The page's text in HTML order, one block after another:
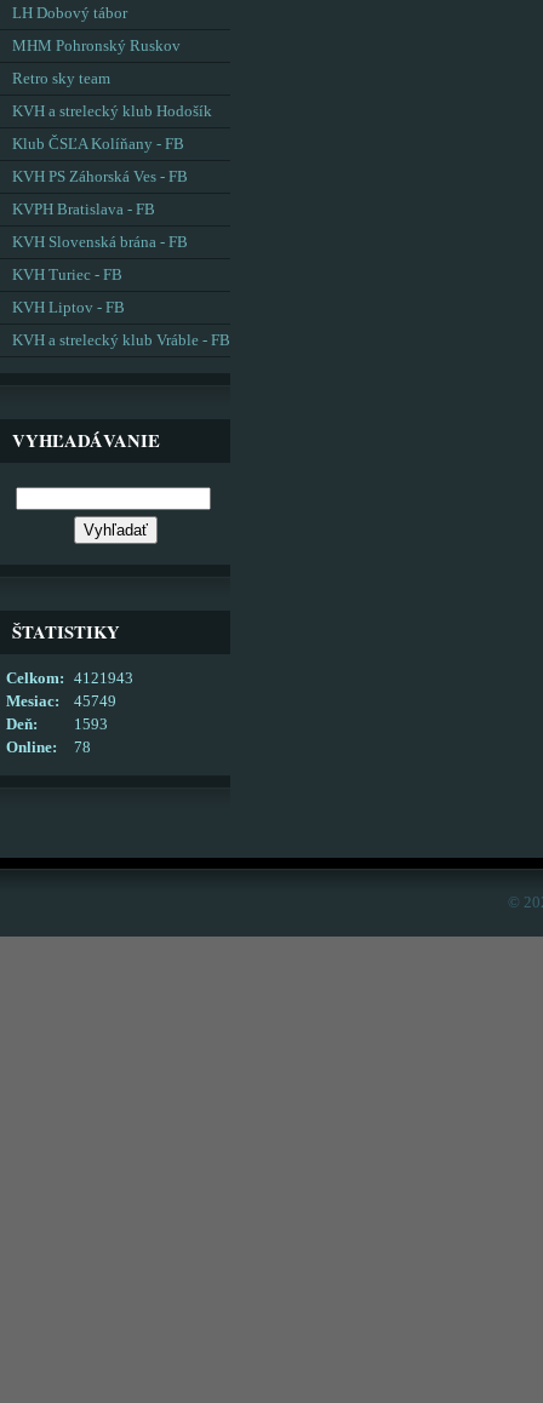
LH Dobový tábor
MHM Pohronský Ruskov
Retro sky team
KVH a strelecký klub Hodošík
Klub ČSĽA Kolíňany - FB
KVH PS Záhorská Ves - FB
KVPH Bratislava - FB
KVH Slovenská brána - FB
KVH Turiec - FB
KVH Liptov - FB
KVH a strelecký klub Vráble - FB
VYHĽADÁVANIE
ŠTATISTIKY
Online: 78
Celkom:
4121943
Mesiac:
45749
Deň:
1593
©